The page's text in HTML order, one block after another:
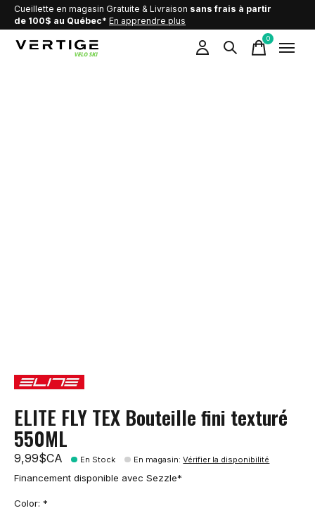
Cueillette en magasin Gratuite & Livraison sans frais à partir
de 100$ au Québec* En apprendre plus
0items
ELITE FLY TEX Bouteille fini texturé
550ML
9,99$CA En Stock En magasin:Vérifier la disponibilité
Financement disponible avec Sezzle*
Color: *